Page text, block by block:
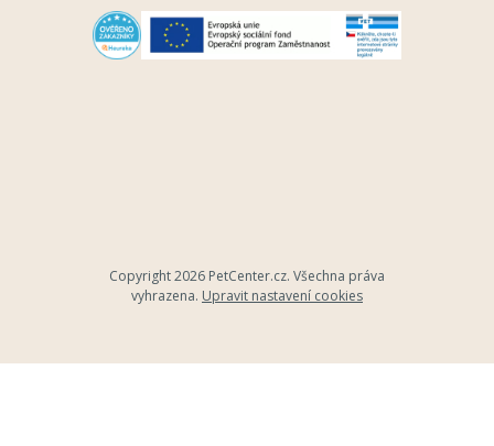
Copyright 2026 PetCenter.cz. Všechna práva
vyhrazena. Upravit nastavení cookies